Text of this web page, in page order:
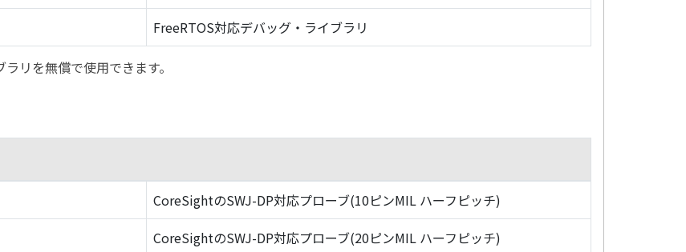
FreeRTOS対応デバッグ・ライブラリ
リを無償で使用できます。
CoreSightのSWJ-DP対応プローブ(10ピンMIL ハーフピッチ)
CoreSightのSWJ-DP対応プローブ(20ピンMIL ハーフピッチ)